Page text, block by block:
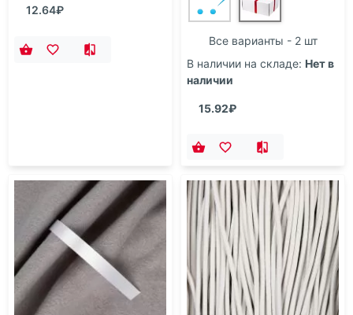
12.64₽
Все варианты - 2 шт
В наличии на складе: Нет в
наличии
15.92₽